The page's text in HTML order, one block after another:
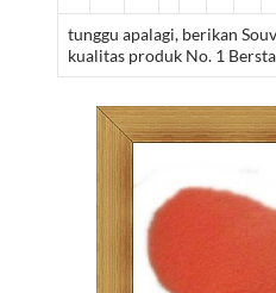
tunggu apalagi, berikan
kualitas produk No. 1